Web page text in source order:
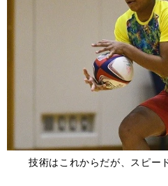
技術はこれからだが、スピー